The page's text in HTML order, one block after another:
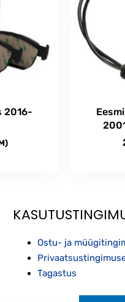
2016-
Ostu- ja
Tagastus